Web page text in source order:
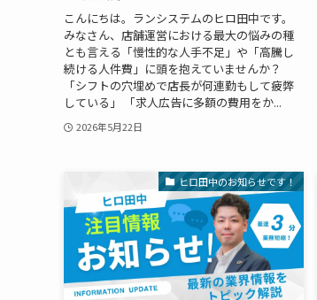
こんにちは。ランシステムのヒロ田中です。
みなさん、店舗運営における最大の悩みの種
とも言える「慢性的な人手不足」や「高騰し
続ける人件費」に頭を抱えていませんか？
「シフトの穴埋めで店長が何連勤もして疲弊
している」 「求人広告に多額の費用をか...
2026年5月22日
ヒロ田中のお知らせです！